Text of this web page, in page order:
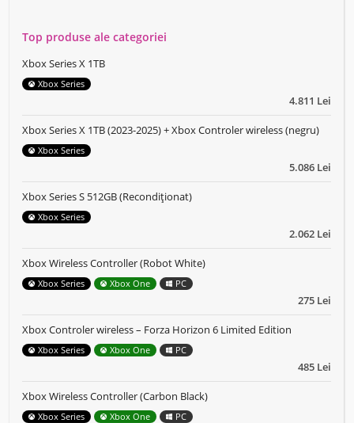
Top produse ale categoriei
4.811 Lei
Xbox Series X 1TB
Xbox Series
5.086 Lei
Xbox Series X 1TB (2023-2025) + Xbox Controler wireless (negru)
Xbox Series
2.062 Lei
Xbox Series S 512GB (Recondiționat)
Xbox Series
275 Lei
Xbox Wireless Controller (Robot White)
Xbox Series Xbox One PC
485 Lei
Xbox Controler wireless – Forza Horizon 6 Limited Edition
Xbox Series Xbox One PC
Xbox Wireless Controller (Carbon Black)
Xbox Series Xbox One PC